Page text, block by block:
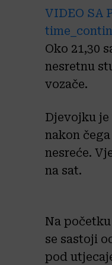
VIDEO SA
Oko 21,30
nesretnu
vozače.
Djevojku
nakon
nesreće.
na sat.
Na
se sastoji
pod